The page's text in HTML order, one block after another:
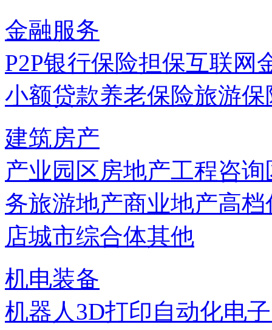
金融服务
P2P银行保险担保互联网
小额贷款养老保险旅游保
建筑房产
产业园区房地产工程咨询
务旅游地产商业地产高档
店城市综合体其他
机电装备
机器人3D打印自动化电